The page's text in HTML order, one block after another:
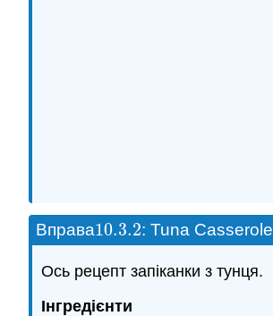
Вправа10.3.2
10.3.2: Tuna Casserole
Ось рецепт запіканки з тунця.
Інгредієнти